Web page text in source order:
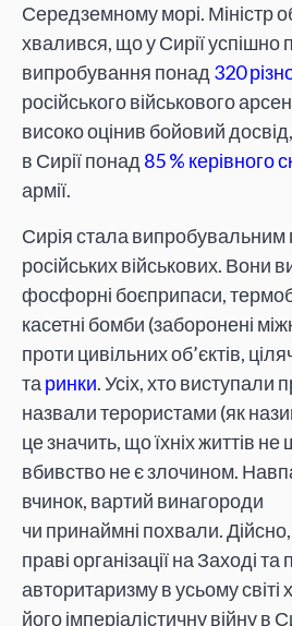
Середземному морі. Міністр
хвалився, що у Сирії успішно
випробування понад 320
російського військового
високо оцінив бойовий
в Сирії понад 85 % керівного
армії.
Сирія стала випробувальним
російських військових. Вони
фосфорні боєприпаси,
касетні бомби (заборонені
проти цивільних об’єктів,
та ринки. Усіх, хто
назвали терористами (як
це значить, що їхніх життів не
вбивство не є злочином.
вчинок, вартий винагороди
чи принаймні похвали.
праві організації на Заході
авторитаризму в усьому світі
його імперіалістичну війну в